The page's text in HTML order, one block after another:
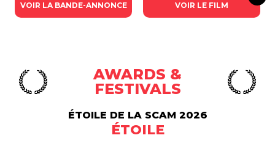
VOIR LA BANDE-ANNONCE VOIR LE FILM
AWARDS &
FESTIVALS
ÉTOILE DE LA SCAM 2026
ÉTOILE